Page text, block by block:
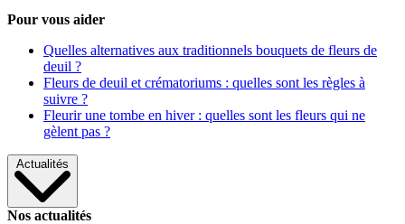
Pour vous aider
Quelles alternatives aux traditionnels bouquets de fleurs de
deuil ?
Fleurs de deuil et crématoriums : quelles sont les règles à
suivre ?
Fleurir une tombe en hiver : quelles sont les fleurs qui ne
gèlent pas ?
Actualités
Nos actualités